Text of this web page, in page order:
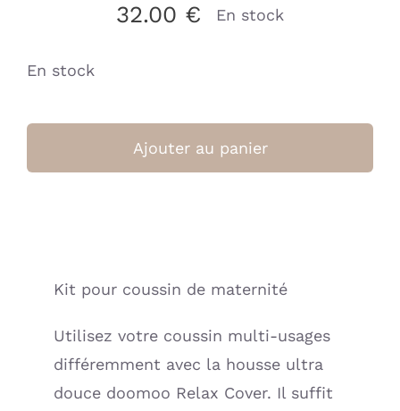
32.00 € En stock
En stock
de
Ajouter au panier
Kit pour coussin de maternité
Utilisez votre coussin multi-usages
différemment avec la housse ultra
douce doomoo Relax Cover. Il suffit